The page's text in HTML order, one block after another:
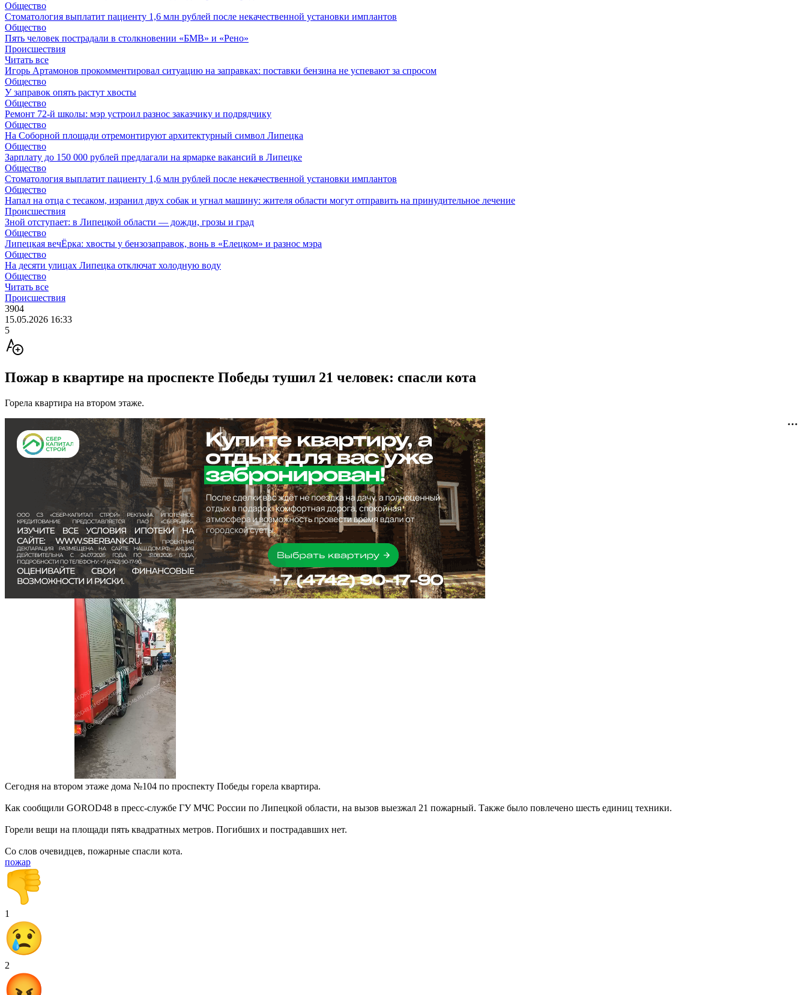
Общество
Стоматология выплатит пациенту 1,6 млн рублей после некачественной установки имплантов
Общество
Пять человек пострадали в столкновении «БМВ» и «Рено»
Происшествия
Читать все
Игорь Артамонов прокомментировал ситуацию на заправках: поставки бензина не успевают за спросом
Общество
У заправок опять растут хвосты
Общество
Ремонт 72‑й школы: мэр устроил разнос заказчику и подрядчику
Общество
На Соборной площади отремонтируют архитектурный символ Липецка
Общество
Зарплату до 150 000 рублей предлагали на ярмарке вакансий в Липецке
Общество
Стоматология выплатит пациенту 1,6 млн рублей после некачественной установки имплантов
Общество
Напал на отца с тесаком, изранил двух собак и угнал машину: жителя области могут отправить на принудительное лечение
Происшествия
Зной отступает: в Липецкой области — дожди, грозы и град
Общество
Липецкая вечЁрка: хвосты у бензозаправок, вонь в «Елецком» и разнос мэра
Общество
На десяти улицах Липецка отключат холодную воду
Общество
Читать все
Происшествия
3904
15.05.2026 16:33
5
Пожар в квартире на проспекте Победы тушил 21 человек: спасли кота
Горела квартира на втором этаже.
Сегодня на втором этаже дома №104 по проспекту Победы горела квартира.
Как сообщили GOROD48 в пресс-службе ГУ МЧС России по Липецкой области, на вызов выезжал 21 пожарный. Также было повлечено шесть единиц техники.
Горели вещи на площади пять квадратных метров. Погибших и пострадавших нет.
Со слов очевидцев, пожарные спасли кота.
пожар
1
2